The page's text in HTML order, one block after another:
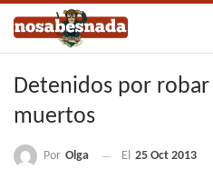
Detenidos por robar
muertos
Por Olga El 25 Oct 2013